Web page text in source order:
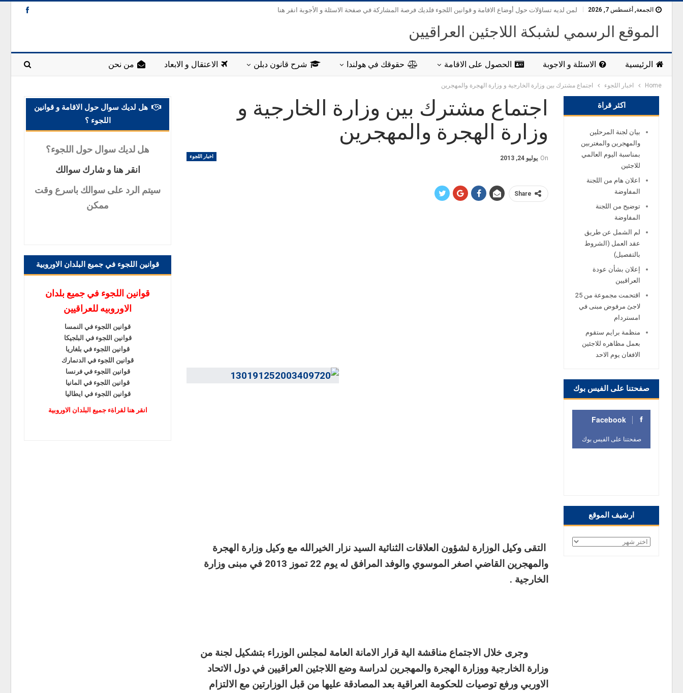
الجمعة, أغسطس 7, 2026 لمن لديه تساؤلات حول أوضاع الاقامة و قوانين اللجوء فلديك فرصة المشاركة في صفحة الاسئلة و الأجوبة انقر هنا
الموقع الرسمي لشبكة اللاجئين العراقيين
الرئيسية الاسئلة و الاجوبة الحصول على الاقامة حقوقك في هولندا شرح قانون دبلن الاعتقال و الابعاد من نحن
Home اخبار اللجوء اجتماع مشترك بين وزارة الخارجية و وزارة الهجرة والمهجرين
اجتماع مشترك بين وزارة الخارجية و
وزارة الهجرة والمهجرين
اخبار اللجوء On يوليو 24, 2013
Share
التقى وكيل الوزارة لشؤون العلاقات الثنائية السيد نزار الخيرالله مع وكيل وزارة الهجرة
والمهجرين القاضي اصغر الموسوي والوفد المرافق له يوم 22 تموز 2013 في مبنى وزارة
الخارجية .
وجرى خلال الاجتماع مناقشة الية قرار الامانة العامة لمجلس الوزراء بتشكيل لجنة من
وزارة الخارجية ووزارة الهجرة والمهجرين لدراسة وضع اللاجئين العراقيين في دول الاتحاد
الاوربي ورفع توصيات للحكومة العراقية بعد المصادقة عليها من قبل الوزارتين مع الالتزام
هل لديك سوال حول الاقامة و قوانين
اللجوء ؟
هل لديك سوال حول اللجوء؟
انقر هنا و شارك سوالك
سيتم الرد على سوالك باسرع وقت
ممكن
قوانين اللجوء في جميع البلدان الاوروبية
قوانين اللجوء في جميع بلدان
الاوروبيه للعراقيين
قوانين اللجوء في النمسا
قوانين اللجوء في البلجيكا
قوانين اللجوء في بلغاريا
قوانين اللجوء في الدنمارك
قوانين اللجوء في فرنسا
قوانين اللجوء في المانيا
قوانين اللجوء في ايطاليا
انقر هنا لقراةء جميع البلدان الاوروبية
اكثر قراة
بيان لجنة المرحلين
والمهجرين والمغتربين
بمناسبة اليوم العالمي
للاجئين
اعلان هام من اللجنة
المفاوضة
توضيح من اللجنة
المفاوضة
لم الشمل عن طريق
عقد العمل (الشروط
بالتفصيل)
إعلان بشأن عودة
العراقيين
اقتحمت مجموعة من 25
لاجئ مرفوض مبنى في
امستردام
منظمة برايم ستقوم
بعمل مظاهره للاجئين
الافغان يوم الاحد
صفحتنا على الفيس بوك
Facebook
صفحتنا على الفيس بوك
ارشيف الموقع
ارشيف